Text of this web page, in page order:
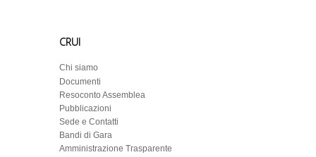
CRUI
Chi siamo
Documenti
Resoconto Assemblea
Pubblicazioni
Sede e Contatti
Bandi di Gara
Amministrazione Trasparente